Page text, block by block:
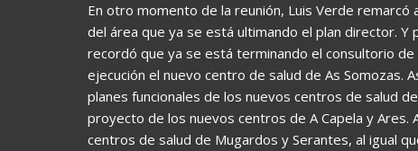
En otro momento de la reunión, Luis Verde
del área que ya se está ultimando el plan director.
recordó que ya se está terminando el consultorio
ejecución el nuevo centro de salud de As Somozas.
planes funcionales de los nuevos centros de salud
proyecto de los nuevos centros de A Capela y Ares.
centros de salud de Mugardos y Serantes, al igual